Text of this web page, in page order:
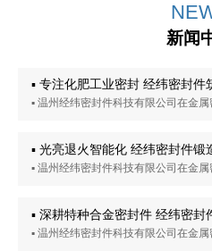
新闻
▪ 专注化肥工业密封 经纬密封件
▪ 光亮退火智能化 经纬密封件锻
▪ 深耕特种合金密封件 经纬密封